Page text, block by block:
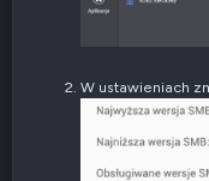
W ustawieniach